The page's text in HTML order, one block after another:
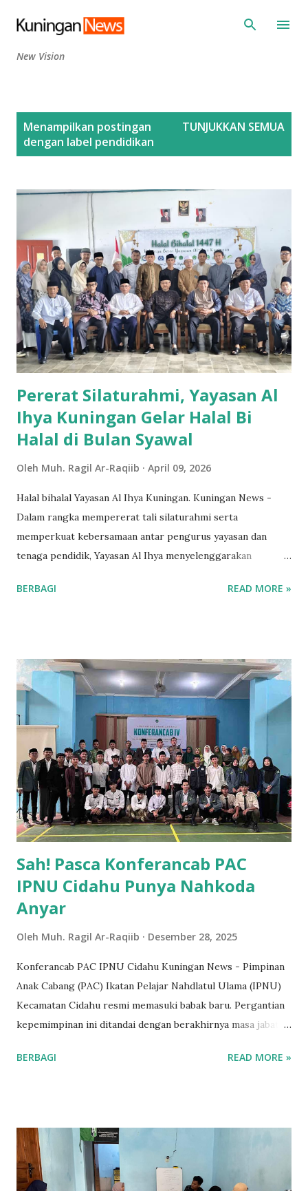
Langsung ke konten utama
New Vision
Menampilkan postingan
dengan label pendidikan
TUNJUKKAN SEMUA
Pererat Silaturahmi, Yayasan Al
Ihya Kuningan Gelar Halal Bi
Halal di Bulan Syawal
Oleh Muh. Ragil Ar-Raqiib April 09, 2026
Halal bihalal Yayasan Al Ihya Kuningan. Kuningan News -
Dalam rangka mempererat tali silaturahmi serta
memperkuat kebersamaan antar pengurus yayasan dan
tenaga pendidik, Yayasan Al Ihya menyelenggarakan
(8/4/2026) kemarin. Acara dihadiri oleh seluruh jajaran
ini menjadi sarana untuk saling memaafkan setelah
menjalani ibadah di bulan suci Ramadan, sekaligus
memperkuat hubungan kekeluargaan di antara seluruh
elemen yayasan. Dalam sambutannya, K etua Yayasan Al Ihya
Ir. Sofyan sahori, M.P menyampaikan pentingnya menjaga
ukhuwah Islamiyah serta membangun sinergi yang baik
demi kemajuan lembaga pendidikan. “K ebersamaan dan
kekompakan merupakan kunci utama dalam menciptakan
lingkungan kerja yang harmonis dan produktif ,” ujarnya.
Sementara, k egiatan halal b...
BERBAGI READ MORE »
Sah! Pasca Konferancab PAC
IPNU Cidahu Punya Nahkoda
Anyar
Oleh Muh. Ragil Ar-Raqiib Desember 28, 2025
Konferancab PAC IPNU Cidahu Kuningan News - Pimpinan
Anak Cabang (PAC) Ikatan Pelajar Nahdlatul Ulama (IPNU)
Kecamatan Cidahu resmi memasuki babak baru. Pergantian
kepemimpinan ini ditandai dengan berakhirnya masa jabatan
Dimas Rio sebagai ketua baru melalui forum Konferensi
dilaksanakan, yang semuanya berfokus pada peningkatan
kapasitas pelajar, pembentukan karakter, dan
pengembangan soft skill. “Dalam kepengurusan saya
BERBAGI READ MORE »